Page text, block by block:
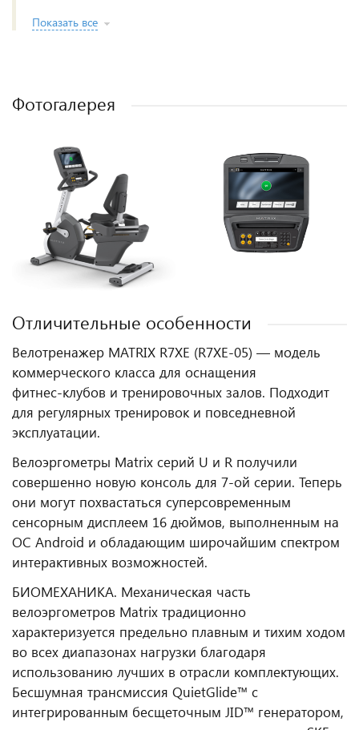
Показать все
Фотогалерея
Отличительные особенности
Велотренажер MATRIX R7XE (R7XE-05) — модель
коммерческого класса для оснащения
фитнес‑клубов и тренировочных залов. Подходит
для регулярных тренировок и повседневной
эксплуатации.
Велоэргометры Matrix серий U и R получили
совершенно новую консоль для 7-ой серии. Теперь
они могут похвастаться суперсовременным
сенсорным дисплеем 16 дюймов, выполненным на
ОС Android и обладающим широчайшим спектром
интерактивных возможностей.
БИОМЕХАНИКА. Механическая часть
велоэргометров Matrix традиционно
характеризуется предельно плавным и тихим ходом
во всех диапазонах нагрузки благодаря
использованию лучших в отрасли комплектующих.
Бесшумная трансмиссия QuietGlide™ с
интегрированным беcщеточным JID™ генератором,